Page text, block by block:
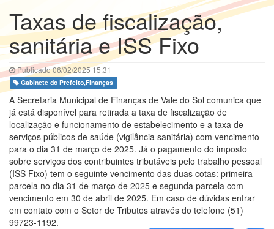
Taxas de fiscalização,
sanitária e ISS Fixo
Publicado 06/02/2025 15:31
Gabinete do Prefeito,Finanças
A Secretaria Municipal de Finanças de Vale do Sol comunica que
já está disponível para retirada a taxa de fiscalização de
localização e funcionamento de estabelecimento e a taxa de
serviços públicos de saúde (vigilância sanitária) com vencimento
para o dia 31 de março de 2025. Já o pagamento do imposto
sobre serviços dos contribuintes tributáveis pelo trabalho pessoal
(ISS Fixo) tem o seguinte vencimento das duas cotas: primeira
parcela no dia 31 de março de 2025 e segunda parcela com
vencimento em 30 de abril de 2025. Em caso de dúvidas entrar
em contato com o Setor de Tributos através do telefone (51)
99723-1192.